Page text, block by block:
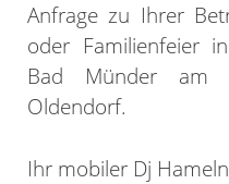
Anfrage zu Ihrer
oder Familienfeier
Bad Münder am
Oldendorf.
Ihr mobiler Dj Hameln